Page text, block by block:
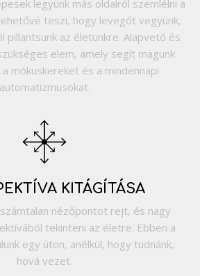
legyünk más oldalról szemlélni a
teszi, hogy levegőt vegyünk,
pillantsunk az életünkre. Alapvető és
elem, amely segít magunk
mókuskereket és a mindennapi
automatizmusokat.
KITÁGÍTÁSA
nézőpontot rejt, és nagy
tekinteni az életre. Ebben a
egy úton, anélkül, hogy tudnánk,
hová vezet.